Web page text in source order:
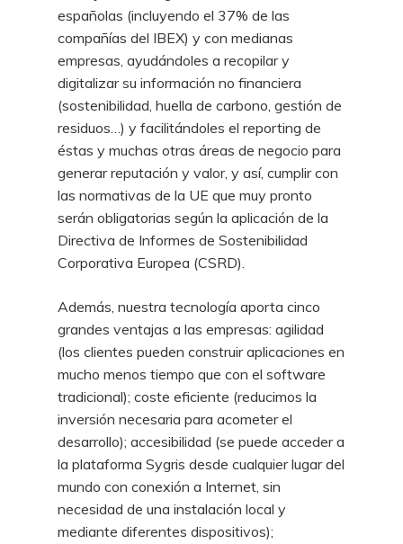
españolas (incluyendo el 37% de las
compañías del IBEX) y con medianas
empresas, ayudándoles a recopilar y
digitalizar su información no financiera
(sostenibilidad, huella de carbono, gestión de
residuos…) y facilitándoles el reporting de
éstas y muchas otras áreas de negocio para
generar reputación y valor, y así, cumplir con
las normativas de la UE que muy pronto
serán obligatorias según la aplicación de la
Directiva de Informes de Sostenibilidad
Corporativa Europea (CSRD).
Además, nuestra tecnología aporta cinco
grandes ventajas a las empresas: agilidad
(los clientes pueden construir aplicaciones en
mucho menos tiempo que con el software
tradicional); coste eficiente (reducimos la
inversión necesaria para acometer el
desarrollo); accesibilidad (se puede acceder a
la plataforma Sygris desde cualquier lugar del
mundo con conexión a Internet, sin
necesidad de una instalación local y
mediante diferentes dispositivos);